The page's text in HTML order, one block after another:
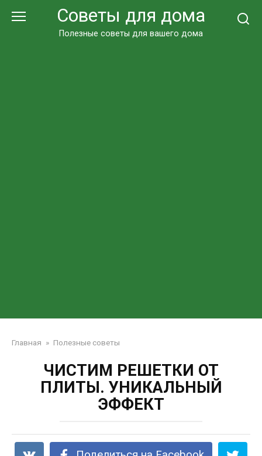
Советы для дома
Полезные советы для вашего дома
Главная » Полезные советы
ЧИСТИМ РЕШЕТКИ ОТ
ПЛИТЫ. УНИКАЛЬНЫЙ
ЭФФЕКТ